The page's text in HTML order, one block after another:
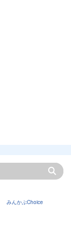
みんかぶChoice